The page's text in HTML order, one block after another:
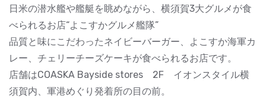
日米の潜水艦や艦艇を眺めながら、横須賀3大グルメが食
べられるお店“よこすかグルメ艦隊”
品質と味にこだわったネイビーバーガー、よこすか海軍カ
レー、チェリーチーズケーキが食べられるお店です。
店舗はCOASKA Bayside stores 2F イオンスタイル横
須賀内、軍港めぐり発着所の目の前。